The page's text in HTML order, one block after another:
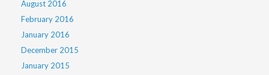
August 2016
February 2016
January 2016
December 2015
January 2015